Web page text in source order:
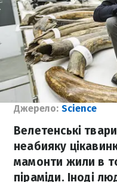
Джерело: Science
Велетенські
неабияку
мамонти жили в
піраміди. Іноді